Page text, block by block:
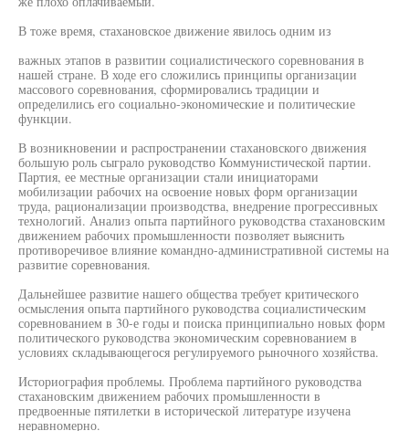
В тоже время, стахановское движение явилось одним из
важных этапов в развитии социалистического соревнования в
нашей стране. В ходе его сложились принципы организации
массового соревнования, сформировались традиции и
определились его социально-экономические и политические
функции.
В возникновении и распространении стахановского движения
большую роль сыграло руководство Коммунистической партии.
Партия, ее местные организации стали инициаторами
мобилизации рабочих на освоение новых форм организации
труда, рационализации производства, внедрение прогрессивных
технологий. Анализ опыта партийного руководства стахановским
движением рабочих промышленности позволяет выяснить
противоречивое влияние командно-административной системы на
развитие соревнования.
Дальнейшее развитие нашего общества требует критического
осмысления опыта партийного руководства социалистическим
соревнованием в 30-е годы и поиска принципиально новых форм
политического руководства экономическим соревнованием в
условиях складывающегося регулируемого рыночного хозяйства.
Историография проблемы. Проблема партийного руководства
стахановским движением рабочих промышленности в
предвоенные пятилетки в исторической литературе изучена
неравномерно.